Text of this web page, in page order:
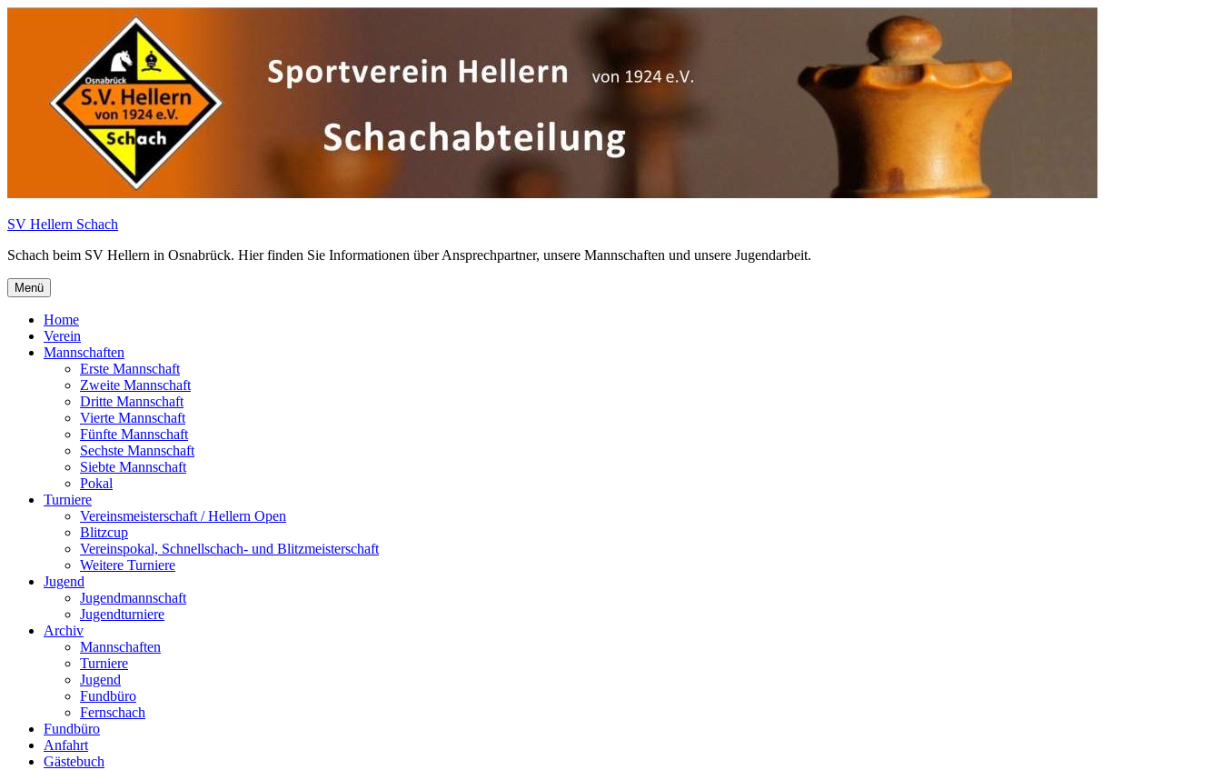
Zum
SV Hellern Schach
Schach beim SV Hellern in Osnabrück. Hier finden Sie Informationen über Ansprechpartner, unsere Mannschaften und unsere Jugendarbeit.
Menü
Home
Verein
Mannschaften
Erste Mannschaft
Zweite Mannschaft
Dritte Mannschaft
Vierte Mannschaft
Fünfte Mannschaft
Sechste Mannschaft
Siebte Mannschaft
Pokal
Turniere
Vereinsmeisterschaft / Hellern Open
Blitzcup
Vereinspokal, Schnellschach- und Blitzmeisterschaft
Weitere Turniere
Jugend
Jugendmannschaft
Jugendturniere
Archiv
Mannschaften
Turniere
Jugend
Fundbüro
Fernschach
Fundbüro
Anfahrt
Gästebuch